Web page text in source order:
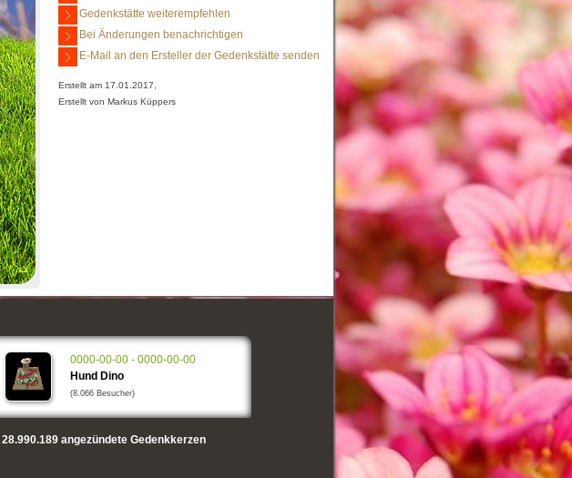
Gedenkstätte weiterempfehlen
Bei Änderungen benachrichtigen
E-Mail an den Ersteller der Gedenkstätte senden
Erstellt am 17.01.2017,
Erstellt von Markus Küppers
0000-00-00 - 0000-00-00
Hund Dino
(8.066 Besucher)
28.990.189angezündete Gedenkkerzen